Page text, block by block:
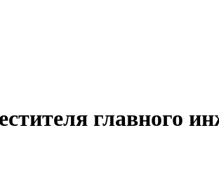
главного